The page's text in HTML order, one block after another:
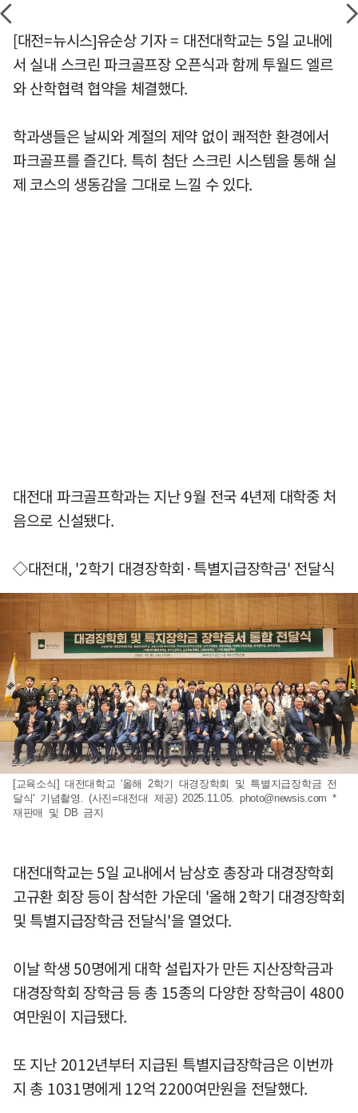
[대전=뉴시스]유순상 기자 = 대전대학교는 5일 교내에
서 실내 스크린 파크골프장 오픈식과 함께 투월드 엘르
와 산학협력 협약을 체결했다.
학과생들은 날씨와 계절의 제약 없이 쾌적한 환경에서
파크골프를 즐긴다. 특히 첨단 스크린 시스템을 통해 실
제 코스의 생동감을 그대로 느낄 수 있다.
대전대 파크골프학과는 지난 9월 전국 4년제 대학중 처
음으로 신설됐다.
◇대전대, '2학기 대경장학회·특별지급장학금' 전달식
[교육소식] 대전대학교 '올해 2학기 대경장학회 및 특별지급장학금 전
달식' 기념촬영. (사진=대전대 제공) 2025.11.05. photo@newsis.com *
재판매 및 DB 금지
대전대학교는 5일 교내에서 남상호 총장과 대경장학회
고규환 회장 등이 참석한 가운데 '올해 2학기 대경장학회
및 특별지급장학금 전달식'을 열었다.
이날 학생 50명에게 대학 설립자가 만든 지산장학금과
대경장학회 장학금 등 총 15종의 다양한 장학금이 4800
여만원이 지급됐다.
또 지난 2012년부터 지급된 특별지급장학금은 이번까
지 총 1031명에게 12억 2200여만원을 전달했다.